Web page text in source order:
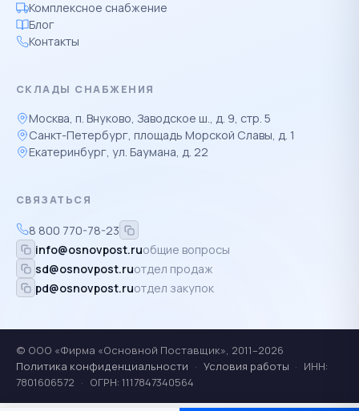
Комплексное снабжение
Блог
Контакты
СКЛАДЫ СНАБЖЕНИЯ
Москва, п. Внуково, Заводское ш., д. 9, стр. 5
Санкт-Петербург, площадь Морской Славы, д. 1
Екатеринбург, ул. Баумана, д. 22
СВЯЗАТЬСЯ
8 800 770-78-23
info@osnovpost.ruобщие вопросы
sd@osnovpost.ruотдел продаж
pd@osnovpost.ruотдел закупок
© ООО «Фирма «Основной Поставщик», 2011–2026
Политика конфиденциальности · Условия работы · ИНН:
7801606572 · ОГРН: 1117847340564